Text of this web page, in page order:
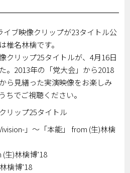
ブ映像クリップが23タイトル公
椎名林檎です。
クリップ25タイトルが、4月16日
。2013年の「党大会」から2018
ら見繕った実演映像をお楽しみ
ちでご視聴ください。
ップ25タイトル
」～「本能」 from (生)林檎
生)林檎博’18
檎博’18